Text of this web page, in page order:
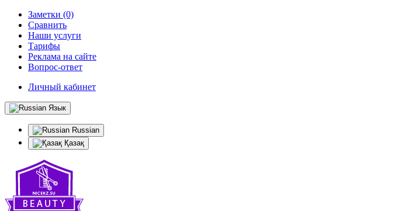
Заметки (0)
Сравнить
Наши услуги
Тарифы
Реклама на сайте
Вопрос-ответ
Личный кабинет
Язык
Russian
Қазақ